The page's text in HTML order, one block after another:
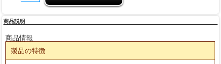
商品説明
商品情報
製品の特徴